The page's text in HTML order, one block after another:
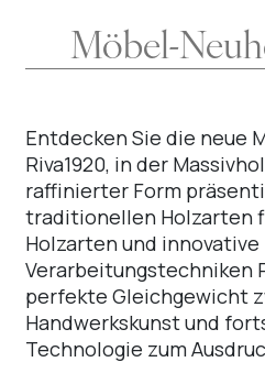
Möbel-
Entdecken Sie die neue
Riva1920, in der
raffinierter Form
traditionellen Holzarten
Holzarten und innovative
Verarbeitungstechniken
perfekte Gleichgewicht
Handwerkskunst und
Technologie zum